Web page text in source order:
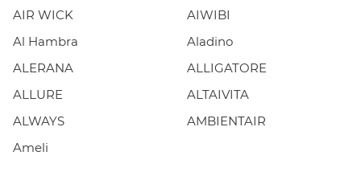
AIR WICK
AIWIBI
Al Hambra
Aladino
ALERANA
ALLIGATORE
ALLURE
ALTAIVITA
ALWAYS
AMBIENTAIR
Ameli